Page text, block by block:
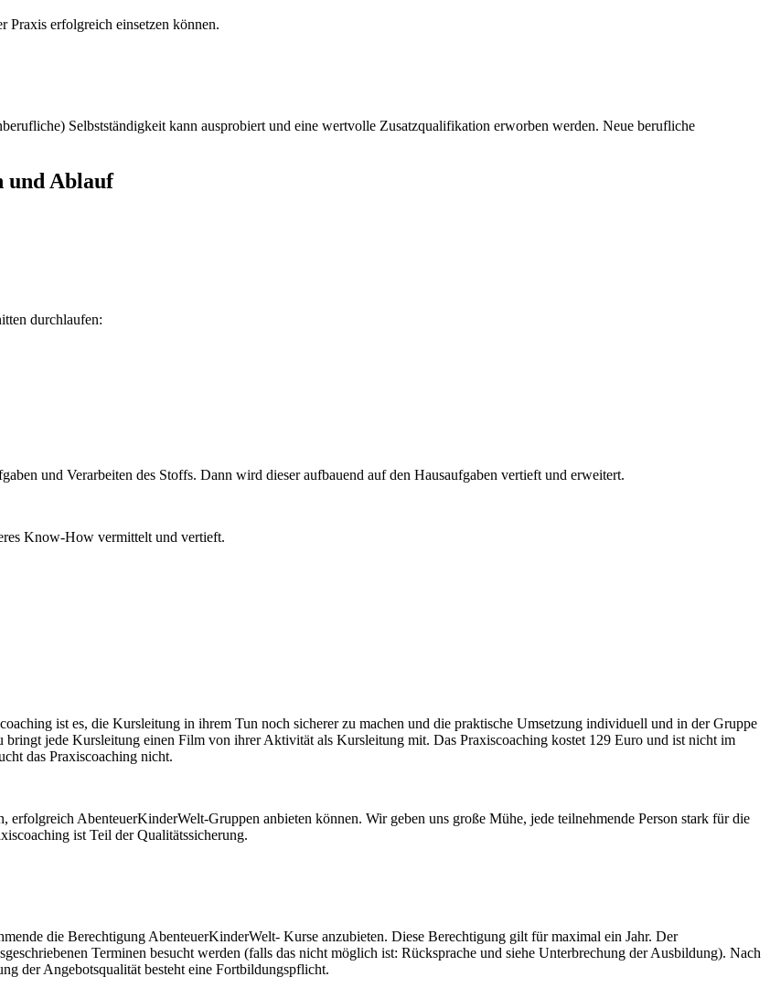
Praxis erfolgreich einsetzen können.
Selbstständigkeit kann ausprobiert und eine wertvolle Zusatzqualifikation erworben werden. Neue berufliche
Ablauf
durchlaufen:
und Verarbeiten des Stoffs. Dann wird dieser aufbauend auf den Hausaufgaben vertieft und erweitert.
Know-How vermittelt und vertieft.
ist es, die Kursleitung in ihrem Tun noch sicherer zu machen und die praktische Umsetzung individuell und in der Gruppe
jede Kursleitung einen Film von ihrer Aktivität als Kursleitung mit. Das Praxiscoaching kostet 129 Euro und ist nicht im
das Praxiscoaching nicht.
AbenteuerKinderWelt-Gruppen anbieten können. Wir geben uns große Mühe, jede teilnehmende Person stark für die
ist Teil der Qualitätssicherung.
die Berechtigung AbenteuerKinderWelt- Kurse anzubieten. Diese Berechtigung gilt für maximal ein Jahr. Der
Terminen besucht werden (falls das nicht möglich ist: Rücksprache und siehe Unterbrechung der Ausbildung). Nach
der Angebotsqualität besteht eine Fortbildungspflicht.